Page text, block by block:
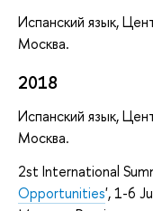
Испанский язык,
Москва.
2018
Испанский язык,
Москва.
2st International
Opportunities', 1-6